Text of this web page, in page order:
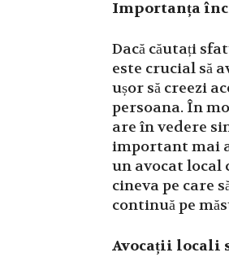
Importanța
Dacă căutați
este crucial să
ușor să creezi
persoana. În
are în vedere
important mai
un avocat local
cineva pe care
continuă pe
Avocații locali